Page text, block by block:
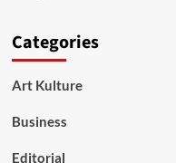
Categories
Art Kulture
Business
Editorial